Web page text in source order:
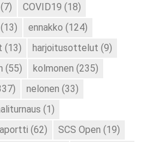
(7) COVID19 (18)
(13) ennakko (124)
(13) harjoitusottelut (9)
(55) kolmonen (235)
nelonen (33)
(1)
(62) SCS Open (19)